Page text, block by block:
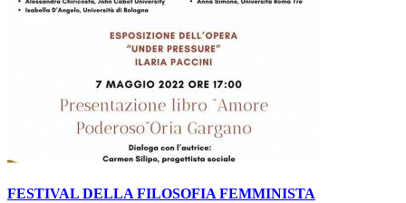
FESTIVAL DELLA FILOSOFIA FEMMINISTA